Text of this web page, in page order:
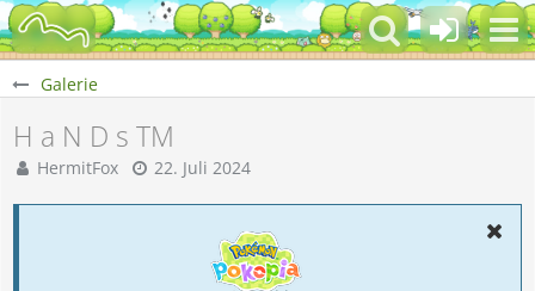
Galerie
H a N D s TM
HermitFox 22. Juli 2024